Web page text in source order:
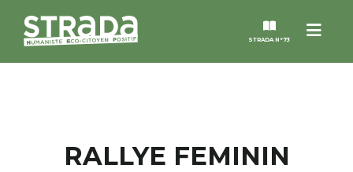
Menu
STRADA N°73
MAGAZINES
RALLYE FEMININ